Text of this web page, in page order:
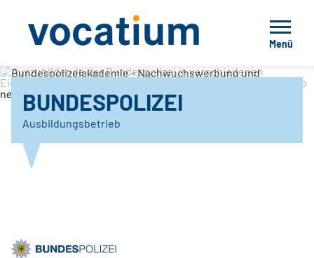
Menü
Bundespolizeiakademie - Nachwuchswerbung und
BUNDESPOLIZEI
Ausbildungsbetrieb